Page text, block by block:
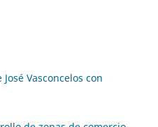
Vasconcelos con